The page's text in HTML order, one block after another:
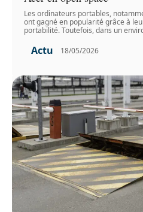
Les ordinateurs portables,
ont gagné en popularité grâce à
portabilité. Toutefois, dans un
Actu 18/05/2026